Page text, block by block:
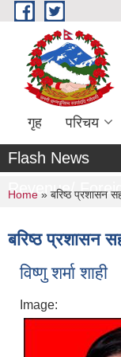
Skip to main content
गृह परिचय
Flash News
Revenue/
You are
Home » बरिष्ठ प्रशासन
बरिष्ठ प्रशासन
विष्णु शर्मा शाही
Image: